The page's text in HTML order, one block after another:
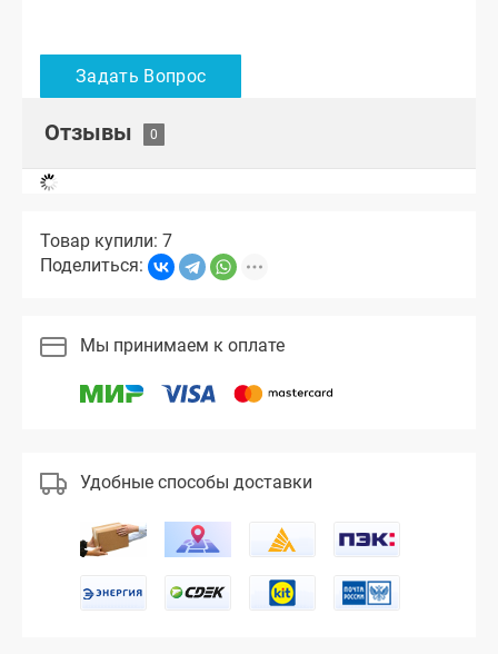
Отзывы
Товар купили: 7
Поделиться:
Мы принимаем к оплате
Удобные способы доставки